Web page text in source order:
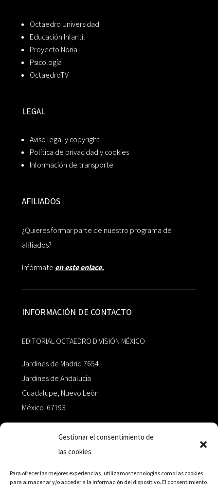
Gestionar el consentimiento de
las cookies
Para ofrecer las mejores experiencias, utilizamos tecnologías como las cookies
para almacenar y/o acceder a la información del dispositivo. El consentimiento
Octaedro Universidad
Educación Infantil
Proyecto Noria
Psicología
OctaedroTV
LEGAL
Aviso legal y copyright
Política de privacidad y cookies
Información de transporte
AFILIADOS
¿Quieres formar parte de nuestro programa de
afiliados?
Infórmate en este enlace.
INFORMACIÓN DE CONTACTO
EDITORIAL OCTAEDRO DIVISIÓN MÉXICO
Jardines de Madrid 7654
Jardines de Andalucía
Guadalupe, Nuevo León
México 67193
+52 811.499.5638